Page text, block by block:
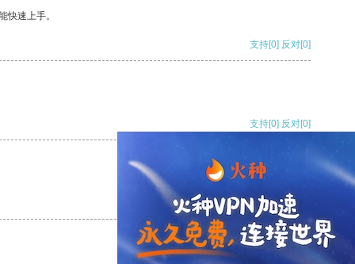
快速上手。
支持[0] 反对[0]
支持[0] 反对[0]
支持[0] 反对